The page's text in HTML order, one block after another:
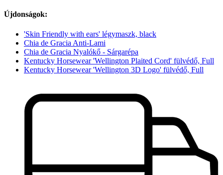
Újdonságok:
'Skin Friendly with ears' légymaszk, black
Chia de Gracia Anti-Lami
Chia de Gracia Nyalókő - Sárgarépa
Kentucky Horsewear 'Wellington Plaited Cord' fülvédő, Full
Kentucky Horsewear 'Wellington 3D Logo' fülvédő, Full